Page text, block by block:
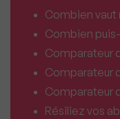
Combien vaut
Combien
Comparateur
Comparateur
Comparateur
Résiliez vos